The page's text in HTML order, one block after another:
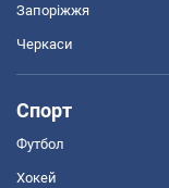
Запоріжжя
Черкаси
Спорт
Футбол
Хокей